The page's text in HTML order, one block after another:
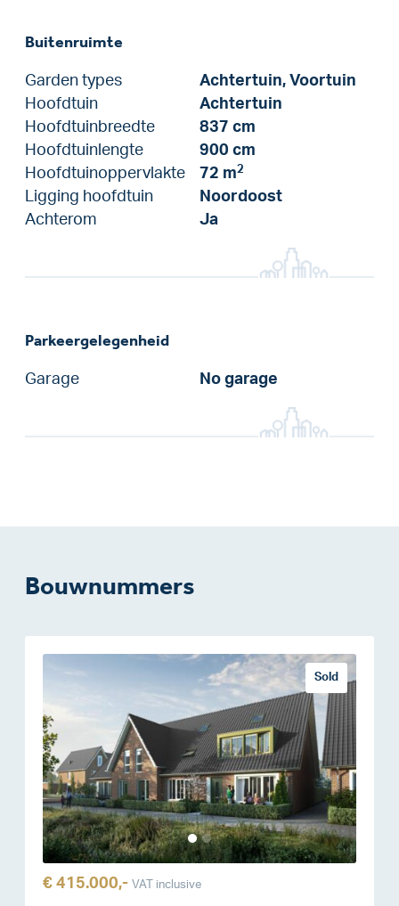
Buitenruimte
Garden types
Achtertuin, Voortuin
Hoofdtuin
Achtertuin
Hoofdtuinbreedte
837 cm
Hoofdtuinlengte
900 cm
Hoofdtuinoppervlakte
72 m2
Ligging hoofdtuin
Noordoost
Achterom
Ja
Parkeergelegenheid
Garage No garage
Bouwnummers
Sold
€ 415.000,- VAT inclusive